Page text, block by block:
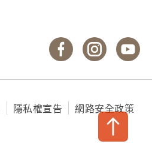
國立臺灣歷史博
國立臺灣
隱私權宣告 網路安全政策